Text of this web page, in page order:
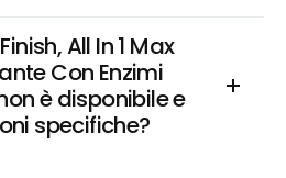
All In 1 Max
Con Enzimi
è disponibile e
specifiche?